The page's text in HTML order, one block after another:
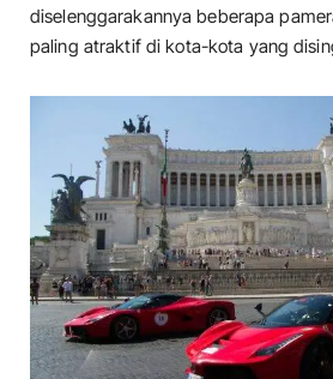
diselenggarakannya beberapa
paling atraktif di kota-kota yang